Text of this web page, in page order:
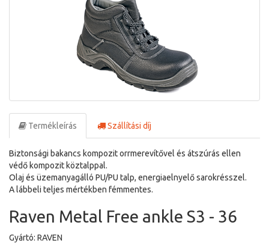
Termékleírás Szállítási díj
Biztonsági bakancs kompozit orrmerevítővel és átszúrás ellen
védő kompozit köztalppal.
Olaj és üzemanyagálló PU/PU talp, energiaelnyelő sarokrésszel.
A lábbeli teljes mértékben fémmentes.
Raven Metal Free ankle S3 - 36
Gyártó: RAVEN